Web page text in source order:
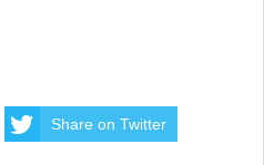
Share on Twitter